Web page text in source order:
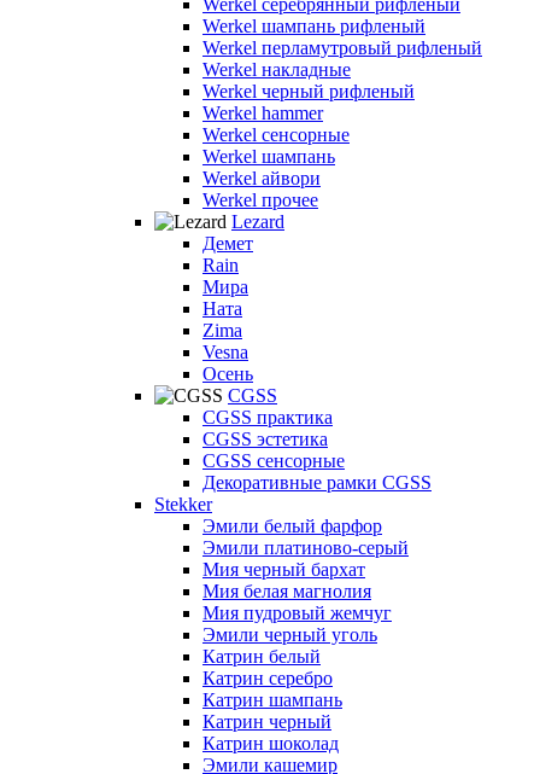
Werkel серебрянный рифленый
Werkel шампань рифленый
Werkel перламутровый рифленый
Werkel накладные
Werkel черный рифленый
Werkel hammer
Werkel сенсорные
Werkel шампань
Werkel айвори
Werkel прочее
Lezard
Демет
Rain
Мира
Ната
Zima
Vesna
Осень
CGSS
CGSS практика
CGSS эстетика
CGSS сенсорные
Декоративные рамки CGSS
Stekker
Эмили белый фарфор
Эмили платиново-серый
Мия черный бархат
Мия белая магнолия
Мия пудровый жемчуг
Эмили черный уголь
Катрин белый
Катрин серебро
Катрин шампань
Катрин черный
Катрин шоколад
Эмили кашемир